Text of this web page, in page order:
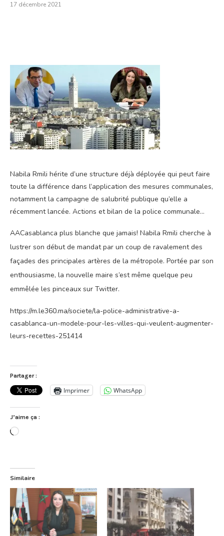
17 décembre 2021
Nabila Rmili hérite d’une structure déjà déployée qui peut faire
toute la différence dans l’application des mesures communales,
notamment la campagne de salubrité publique qu’elle a
récemment lancée. Actions et bilan de la police communale…
AACasablanca plus blanche que jamais! Nabila Rmili cherche à
lustrer son début de mandat par un coup de ravalement des
façades des principales artères de la métropole. Portée par son
enthousiasme, la nouvelle maire s’est même quelque peu
emmêlée les pinceaux sur Twitter.
https://m.le360.ma/societe/la-police-administrative-a-
casablanca-un-modele-pour-les-villes-qui-veulent-augmenter-
leurs-recettes-251414
Partager :
Imprimer WhatsApp
J’aime ça :
Chargement…
Similaire